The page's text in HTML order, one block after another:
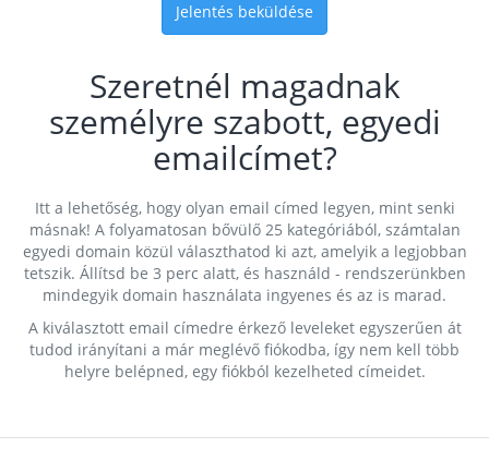
Jelentés beküldése
Szeretnél magadnak
személyre szabott, egyedi
emailcímet?
Itt a lehetőség, hogy olyan email címed legyen, mint senki
másnak! A folyamatosan bővülő 25 kategóriából, számtalan
egyedi domain közül választhatod ki azt, amelyik a legjobban
tetszik. Állítsd be 3 perc alatt, és használd - rendszerünkben
mindegyik domain használata ingyenes és az is marad.
A kiválasztott email címedre érkező leveleket egyszerűen át
tudod irányítani a már meglévő fiókodba, így nem kell több
helyre belépned, egy fiókból kezelheted címeidet.